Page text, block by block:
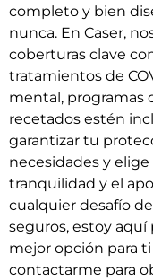
completo y bien
nunca. En Caser,
coberturas clave
tratamientos de
mental, programas
recetados estén
garantizar tu
necesidades y
tranquilidad y el
cualquier desafío
seguros, estoy aquí
mejor opción para
contactarme para